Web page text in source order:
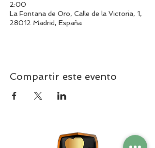
2:00
La Fontana de Oro, Calle de la Victoria, 1,
28012 Madrid, España
Compartir este evento